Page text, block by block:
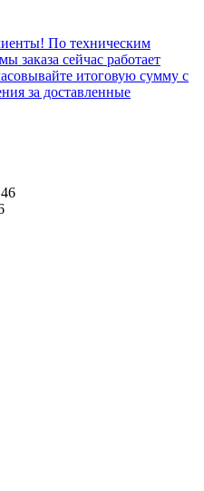
По техническим
заказа сейчас работает
итоговую сумму с
за доставленные